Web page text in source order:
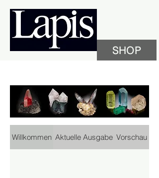
SHOP
Willkommen Aktuelle Ausgabe Vorschau